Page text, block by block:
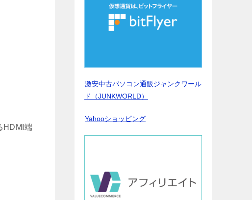
HDMI端
激安中古パソコン通販ジャンクワール
ド（JUNKWORLD）
Yahooショッピング